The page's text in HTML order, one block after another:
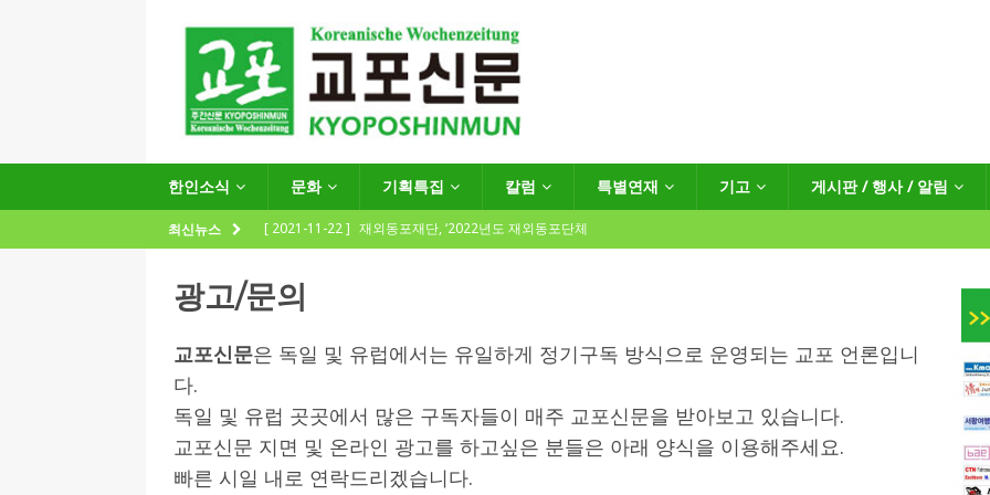
한인소식 문화 기획특집 칼럼 특별연재 기고 게시판 / 행사 / 알림
최신뉴스 [ 2021-11-22 ] 재외동포재단, ‘2022년도 재외동포단체
[ 2021-09-24 ]
(12.14일 기준)
게시판 / 행사 / 알림
[ 2026-07-27 ] “재독동포와 함께하는 재독일한인체육회로 거듭나겠습니다”
한인소식
[ 2026-07-27 ] KIST 유럽연구소 30돌…“한-EU 협력 ‘가교’ 넘어 혁신 거점으로”
광고/문의
교포신문은 독일 및 유럽에서는 유일하게 정기구독 방식으로 운영되는 교포 언론입니
다.
독일 및 유럽 곳곳에서 많은 구독자들이 매주 교포신문을 받아보고 있습니다.
교포신문 지면 및 온라인 광고를 하고싶은 분들은 아래 양식을 이용해주세요.
빠른 시일 내로 연락드리겠습니다.